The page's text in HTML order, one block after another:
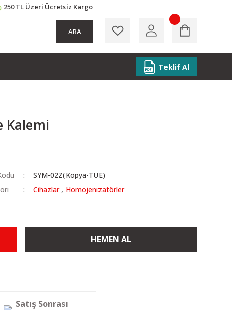
250 TL Üzeri Ücretsiz Kargo
ARA
Teklif Al
Kalemi
SYM-02Z(Kopya-TUE)
Cihazlar , Homojenizatörler
HEMEN AL
Satış Sonrası